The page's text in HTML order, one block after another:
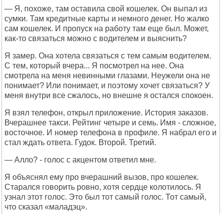
— Я, похоже, там оставила свой кошелек. Он выпал из
сумки. Там кредитные карты и немного денег. Но жалко
сам кошелек. И пропуск на работу там еще был. Может,
как-то связаться можно с водителем и выяснить?
Я замер. Она хотела связаться с тем самым водителем.
С тем, который вчера... Я посмотрел на нее. Она
смотрела на меня невинными глазами. Неужели она не
понимает? Или понимает, и поэтому хочет связаться? У
меня внутри все сжалось, но внешне я остался спокоен.
Я взял телефон, открыл приложение. История заказов.
Вчерашнее такси. Рейтинг четыре и семь. Имя - сложное,
восточное. И номер телефона в профиле. Я набрал его и
стал ждать ответа. Гудок. Второй. Третий.
— Алло? - голос с акцентом ответил мне.
Я объяснял ему про вчерашний вызов, про кошелек.
Старался говорить ровно, хотя сердце колотилось. Я
узнал этот голос. Это был тот самый голос. Тот самый,
что сказал «маладэц».